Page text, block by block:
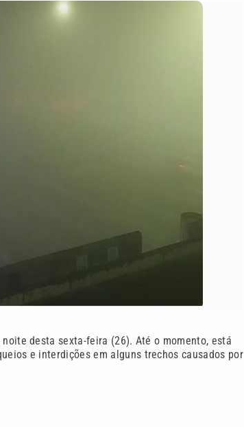
desta sexta-feira (26). Até o momento, está
e interdições em alguns trechos causados por